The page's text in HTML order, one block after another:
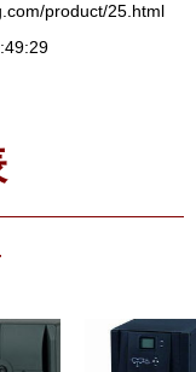
product/25.html